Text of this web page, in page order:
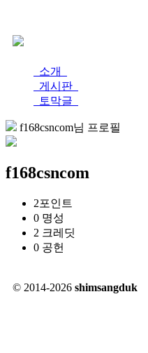
소개
게시판
토막글
f168csncom님 프로필
f168csncom
2포인트
0 명성
2 크레딧
0 공헌
© 2014-2026 shimsangduk